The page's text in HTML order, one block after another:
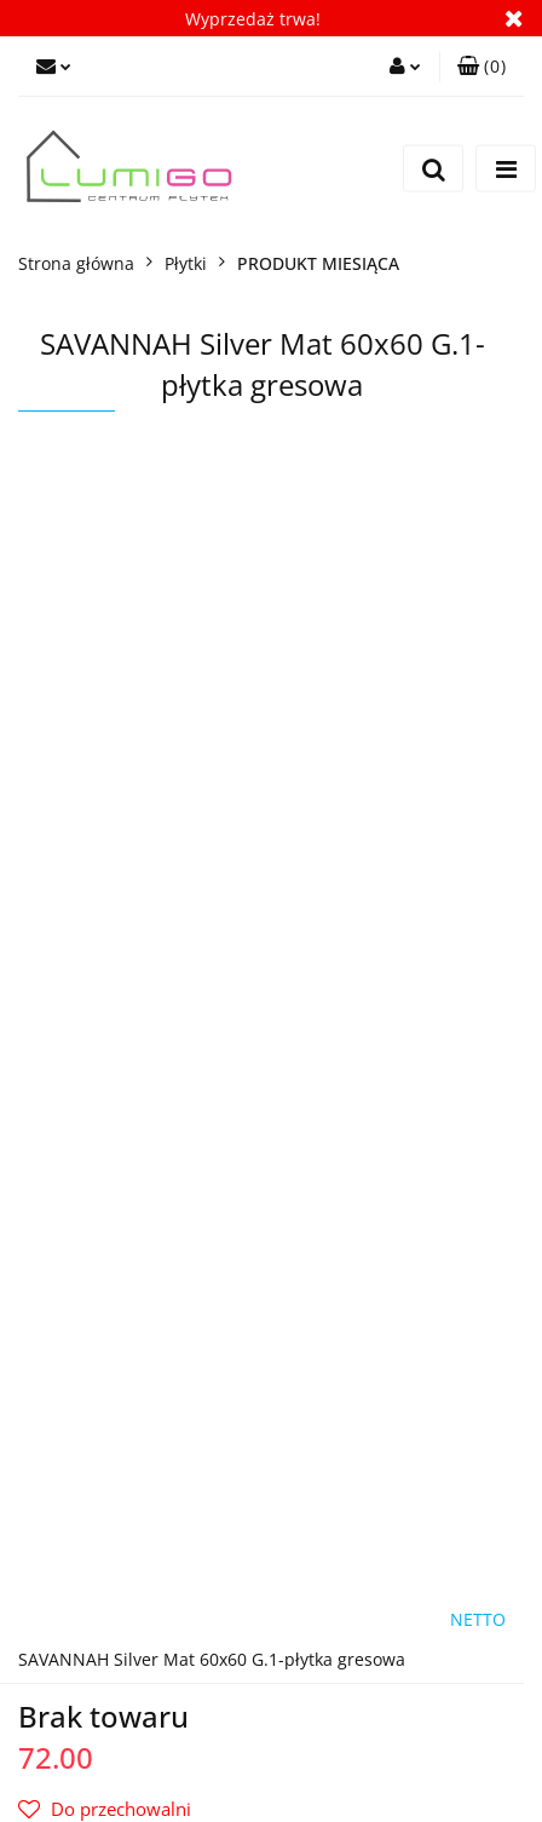
Wyprzedaż trwa!
(0)
Strona główna Płytki PRODUKT MIESIĄCA
SAVANNAH Silver Mat 60x60 G.1-
płytka gresowa
NETTO
SAVANNAH Silver Mat 60x60 G.1-płytka gresowa
Brak towaru
72.00
Do przechowalni